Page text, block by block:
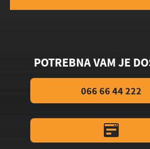
POTREBNA VAM JE
066 66 44 222